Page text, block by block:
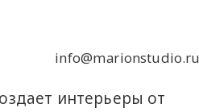
info@marionstudio.ru
интерьеры от